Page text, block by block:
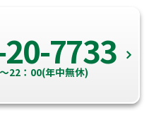
7733
22：00(年中無休)